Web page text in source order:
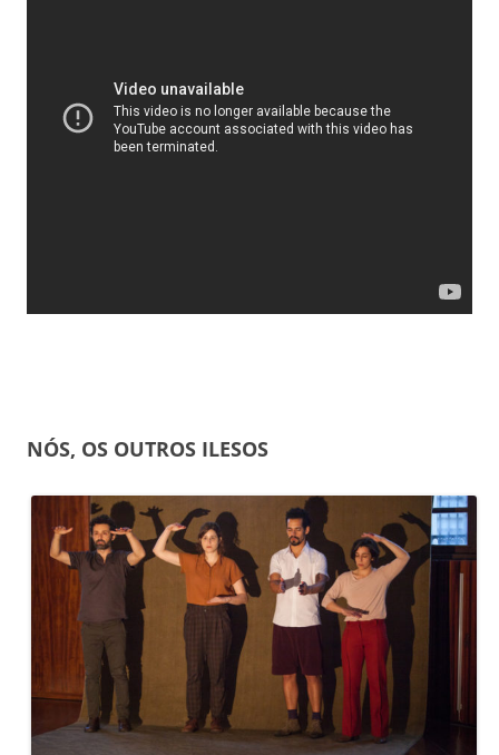
NÓS, OS OUTROS ILESOS